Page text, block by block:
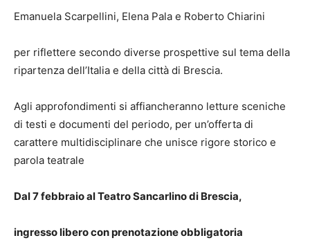
Emanuela Scarpellini, Elena Pala e Roberto Chiarini
per riflettere secondo diverse prospettive sul tema della
ripartenza dell’Italia e della città di Brescia.
Agli approfondimenti si affiancheranno letture sceniche
di testi e documenti del periodo, per un’offerta di
carattere multidisciplinare che unisce rigore storico e
parola teatrale
Dal 7 febbraio al Teatro Sancarlino di Brescia,
ingresso libero con prenotazione obbligatoria